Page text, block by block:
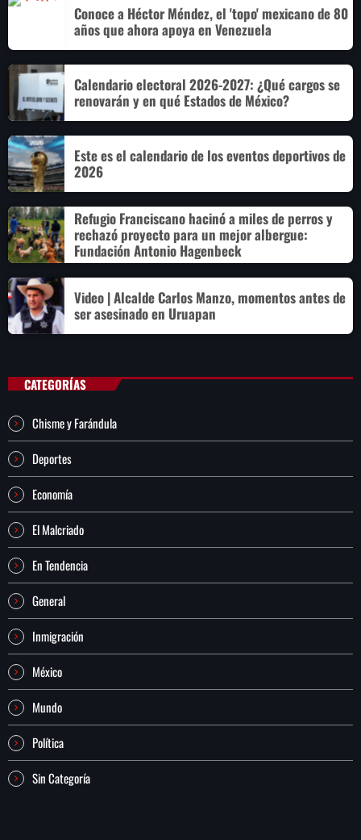
Conoce a Héctor Méndez, el 'topo' mexicano de 80
años que ahora apoya en Venezuela
Calendario electoral 2026-2027: ¿Qué cargos se
renovarán y en qué Estados de México?
Este es el calendario de los eventos deportivos de
2026
Refugio Franciscano hacinó a miles de perros y
rechazó proyecto para un mejor albergue:
Fundación Antonio Hagenbeck
Video | Alcalde Carlos Manzo, momentos antes de
ser asesinado en Uruapan
CATEGORÍAS
Chisme y Farándula
Deportes
Economía
El Malcriado
En Tendencia
General
Inmigración
México
Mundo
Política
Sin Categoría